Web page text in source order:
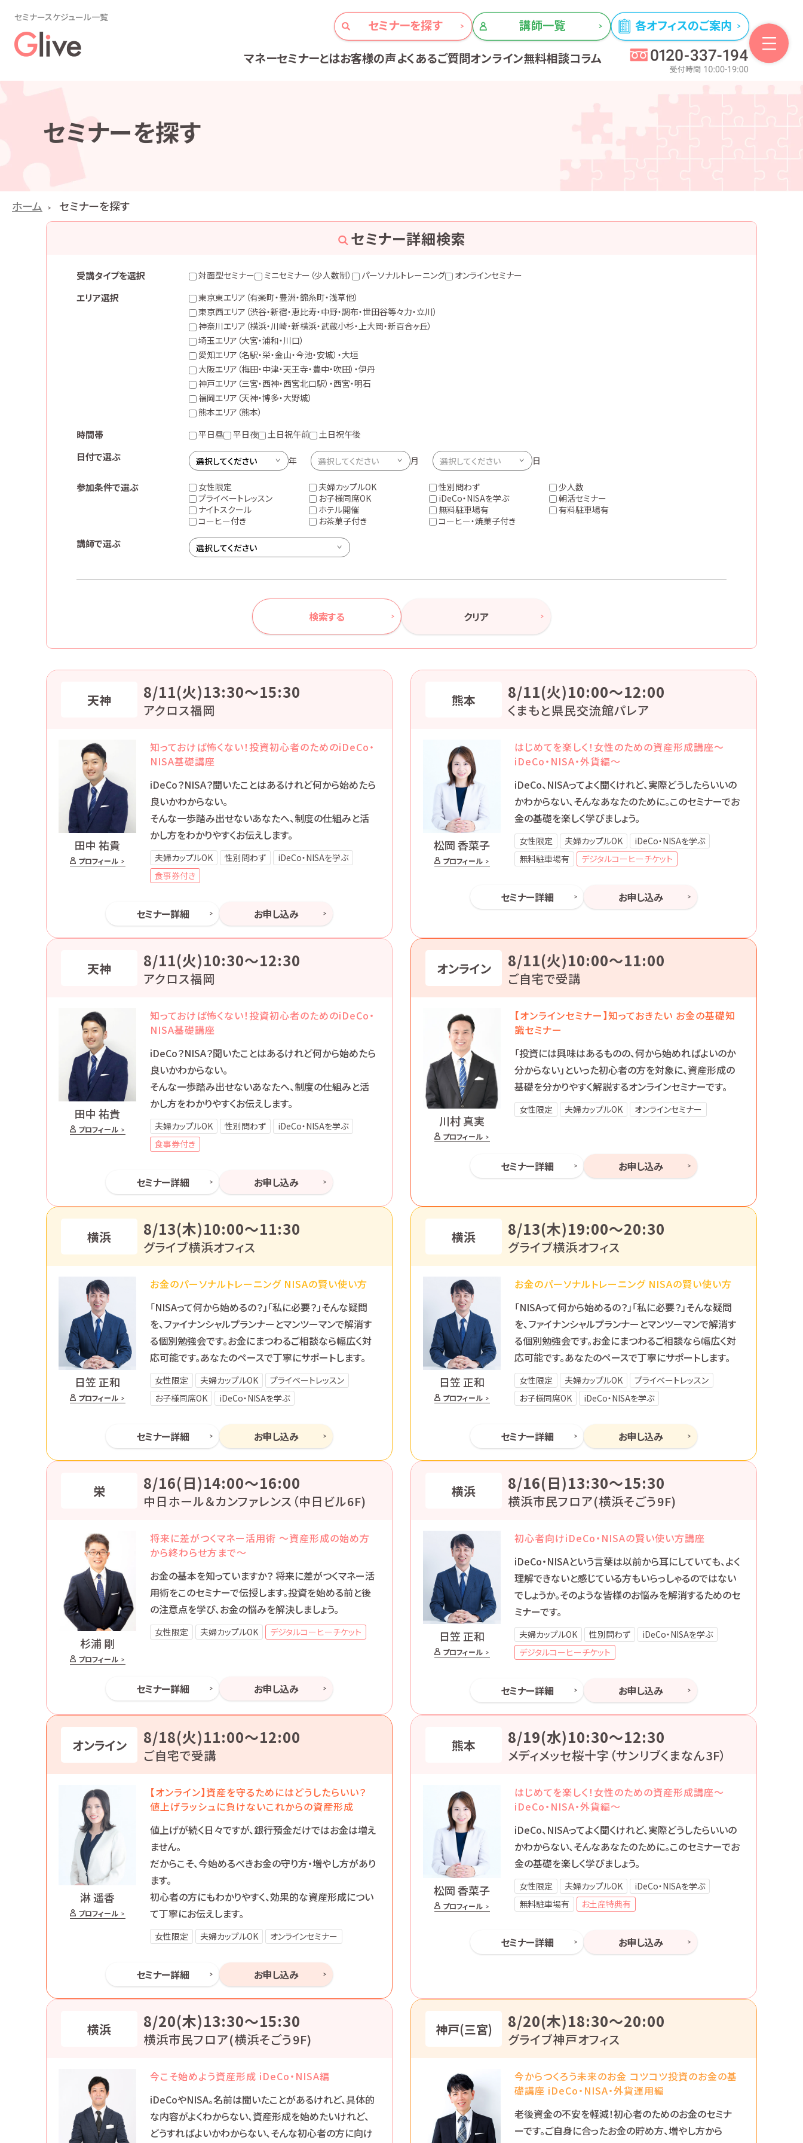
セミナースケジュール一覧
セミナーを探す 講師一覧 各オフィスのご案内
マネーセミナーとはお客様の声よくあるご質問オンライン無料相談コラム
セミナーを探す
ホーム セミナーを探す
セミナー詳細検索
受講タイプを選択 対面型セミナー ミニセミナー（少人数制） パーソナルトレーニング オンラインセミナー
エリア選択
東京東エリア（有楽町・豊洲・錦糸町・浅草他）
東京西エリア（渋谷・新宿・恵比寿・中野・調布・世田谷等々力・立川）
神奈川エリア（横浜・川崎・新横浜・武蔵小杉・上大岡・新百合ヶ丘）
埼玉エリア（大宮・浦和・川口）
愛知エリア（名駅・栄・金山・今池・安城）・大垣
大阪エリア（梅田・中津・天王寺・豊中・吹田）・伊丹
神戸エリア（三宮・西神・西宮北口駅）・西宮・明石
福岡エリア（天神・博多・大野城）
熊本エリア（熊本）
時間帯 平日昼 平日夜 土日祝午前 土日祝午後
日付で選ぶ 年 月 日
参加条件で選ぶ 女性限定 夫婦カップルOK 性別問わず
少人数
プライベートレッスン
お子様同席OK iDeCo・NISAを学ぶ
朝活セミナー
ナイトスクール
ホテル開催 無料駐車場有
有料駐車場有
コーヒー付き
お茶菓子付き コーヒー・焼菓子付き
講師で選ぶ
検索する クリア
天神 8/11(火)13:30〜15:30
アクロス福岡
田中 祐貴
プロフィール
知っておけば怖くない！投資初心者のためのiDeCo・
NISA基礎講座
iDeCo？NISA？聞いたことはあるけれど何から始めたら
良いかわからない。
そんな一歩踏み出せないあなたへ、制度の仕組みと活
かし方をわかりやすくお伝えします。
夫婦カップルOK 性別問わず
iDeCo・NISAを学ぶ
食事券付き
セミナー詳細 お申し込み
熊本 8/11(火)10:00〜12:00
くまもと県民交流館パレア
松岡 香菜子
プロフィール
はじめてを楽しく！女性のための資産形成講座～
iDeCo・NISA・外貨編～
iDeCo、NISAってよく聞くけれど、実際どうしたらいいの
かわからない、そんなあなたのために。このセミナーでお
金の基礎を楽しく学びましょう。
女性限定 夫婦カップルOK
iDeCo・NISAを学ぶ
無料駐車場有
デジタルコーヒーチケット
セミナー詳細 お申し込み
天神 8/11(火)10:30〜12:30
アクロス福岡
田中 祐貴
プロフィール
知っておけば怖くない！投資初心者のためのiDeCo・
NISA基礎講座
iDeCo？NISA？聞いたことはあるけれど何から始めたら
良いかわからない。
そんな一歩踏み出せないあなたへ、制度の仕組みと活
かし方をわかりやすくお伝えします。
夫婦カップルOK 性別問わず
iDeCo・NISAを学ぶ
食事券付き
セミナー詳細 お申し込み
オンライン 8/11(火)10:00〜11:00
ご自宅で受講
川村 真実
プロフィール
【オンラインセミナー】知っておきたい お金の基礎知
識セミナー
「投資には興味はあるものの、何から始めればよいのか
分からない」といった初心者の方を対象に、資産形成の
基礎を分かりやすく解説するオンラインセミナーです。
女性限定 夫婦カップルOK オンラインセミナー
セミナー詳細 お申し込み
横浜 8/13(木)10:00〜11:30
グライブ横浜オフィス
日笠 正和
プロフィール
お金のパーソナルトレーニング NISAの賢い使い方
「NISAって何から始めるの？」「私に必要？」そんな疑問
を、ファイナンシャルプランナーとマンツーマンで解消す
る個別勉強会です。お金にまつわるご相談なら幅広く対
応可能です。あなたのペースで丁寧にサポートします。
女性限定 夫婦カップルOK
プライベートレッスン
お子様同席OK
iDeCo・NISAを学ぶ
セミナー詳細 お申し込み
横浜 8/13(木)19:00〜20:30
グライブ横浜オフィス
日笠 正和
プロフィール
お金のパーソナルトレーニング NISAの賢い使い方
「NISAって何から始めるの？」「私に必要？」そんな疑問
を、ファイナンシャルプランナーとマンツーマンで解消す
る個別勉強会です。お金にまつわるご相談なら幅広く対
応可能です。あなたのペースで丁寧にサポートします。
女性限定 夫婦カップルOK
プライベートレッスン
お子様同席OK
iDeCo・NISAを学ぶ
セミナー詳細 お申し込み
栄 8/16(日)14:00〜16:00
中日ホール＆カンファレンス（中日ビル6F)
杉浦 剛
プロフィール
将来に差がつくマネー活用術 ～資産形成の始め方
から終わらせ方まで～
お金の基本を知っていますか？ 将来に差がつくマネー活
用術をこのセミナーで伝授します。投資を始める前と後
の注意点を学び、お金の悩みを解決しましょう。
女性限定 夫婦カップルOK デジタルコーヒーチケット
セミナー詳細 お申し込み
横浜 8/16(日)13:30〜15:30
横浜市民フロア(横浜そごう9F)
日笠 正和
プロフィール
初心者向けiDeCo・NISAの賢い使い方講座
iDeCo・NISAという言葉は以前から耳にしていても、よく
理解できないと感じている方もいらっしゃるのではない
でしょうか。そのような皆様のお悩みを解消するためのセ
ミナーです。
夫婦カップルOK 性別問わず
iDeCo・NISAを学ぶ
デジタルコーヒーチケット
セミナー詳細 お申し込み
オンライン 8/18(火)11:00〜12:00
ご自宅で受講
淋 遥香
プロフィール
【オンライン】資産を守るためにはどうしたらいい？
値上げラッシュに負けないこれからの資産形成
値上げが続く日々ですが、銀行預金だけではお金は増え
ません。
だからこそ、今始めるべきお金の守り方・増やし方があり
ます。
初心者の方にもわかりやすく、効果的な資産形成につい
て丁寧にお伝えします。
女性限定 夫婦カップルOK オンラインセミナー
セミナー詳細 お申し込み
熊本 8/19(水)10:30〜12:30
メディメッセ桜十字（サンリブくまなん3F）
松岡 香菜子
プロフィール
はじめてを楽しく！女性のための資産形成講座～
iDeCo・NISA・外貨編～
iDeCo、NISAってよく聞くけれど、実際どうしたらいいの
かわからない、そんなあなたのために。このセミナーでお
金の基礎を楽しく学びましょう。
女性限定 夫婦カップルOK
iDeCo・NISAを学ぶ
無料駐車場有
お土産特典有
セミナー詳細 お申し込み
横浜 8/20(木)13:30〜15:30
横浜市民フロア(横浜そごう9F)
今こそ始めよう資産形成 iDeCo・NISA編
iDeCoやNISA。名前は聞いたことがあるけれど、具体的
な内容がよくわからない、資産形成を始めたいけれど、
どうすればよいかわからない、そんな初心者の方に向け
神戸(三宮) 8/20(木)18:30〜20:00
グライブ神戸オフィス
今からつくろう未来のお金 コツコツ投資のお金の基
礎講座 iDeCo・NISA・外貨運用編
老後資金の不安を軽減！初心者のためのお金のセミナ
ーです。ご自身に合ったお金の貯め方、増やし方から